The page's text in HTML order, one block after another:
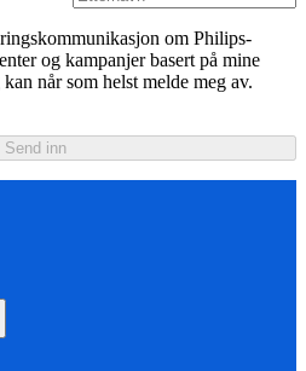
om Philips-
og kampanjer basert på mine
når som helst melde meg av.
Send inn